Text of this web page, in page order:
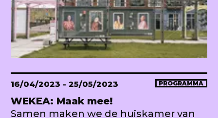
16/04/2023 - 25/05/2023 PROGRAMMA
WEKEA: Maak mee!
Samen maken we de huiskamer van